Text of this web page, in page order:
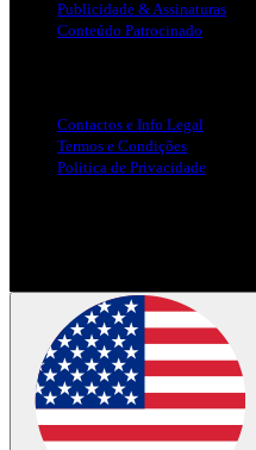
Publicidade & Assinaturas
Conteúdo Patrocinado
Contactos e Info Legal
Termos e Condições
Politica de Privacidade